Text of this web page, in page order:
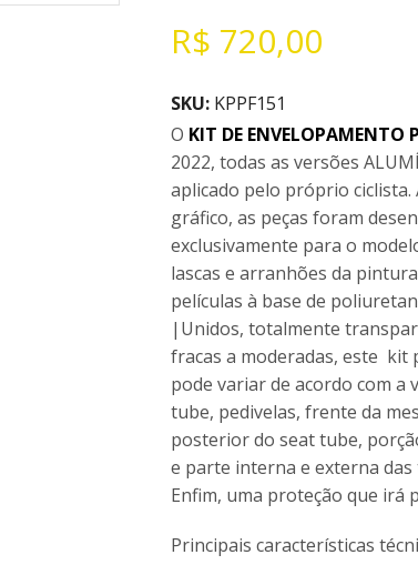
R$ 720,00
SKU: KPPF151
O KIT DE ENVELOPAMENTO
2022, todas as versões
aplicado pelo próprio
gráfico, as peças foram
exclusivamente para o
lascas e arranhões da
películas à base de
|Unidos, totalmente
fracas a moderadas, este kit
pode variar de acordo com
tube, pedivelas, frente da
posterior do seat tube,
e parte interna e externa
Enfim, uma proteção que irá
Principais características